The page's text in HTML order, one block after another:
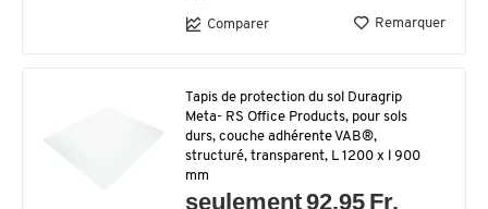
Comparer Remarquer
Tapis de protection du sol Duragrip
Meta- RS Office Products, pour sols
durs, couche adhérente VAB®,
structuré, transparent, L 1200 x l 900
mm
seulement 92.95 Fr.